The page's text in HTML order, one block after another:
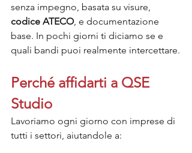
senza impegno, basata su visure,
codice ATECO, e documentazione
base. In pochi giorni ti diciamo se e
quali bandi puoi realmente intercettare.
Perché affidarti a QSE
Studio
Lavoriamo ogni giorno con imprese di
tutti i settori, aiutandole a: